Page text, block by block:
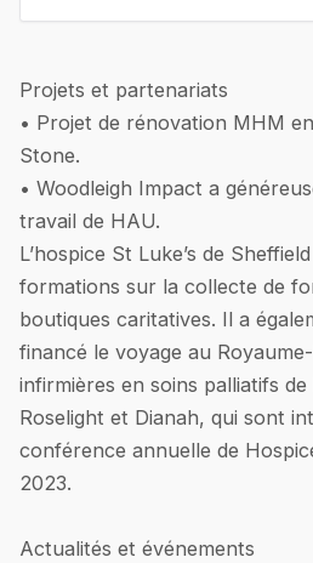
Projets et partenariats
• Projet de rénovation MHM
Stone.
• Woodleigh Impact a
travail de HAU.
L’hospice St Luke’s de
formations sur la collecte de
boutiques caritatives. Il a
financé le voyage au
infirmières en soins palliatifs de
Roselight et Dianah, qui sont
conférence annuelle de
2023.
Actualités et événements